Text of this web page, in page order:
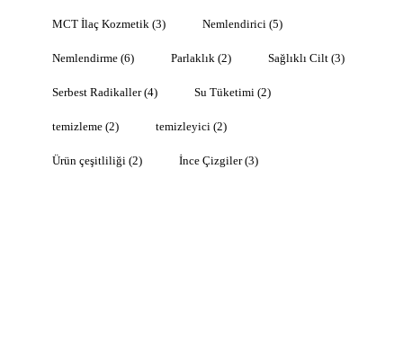
MCT İlaç Kozmetik (3) Nemlendirici (5)
Nemlendirme (6) Parlaklık (2) Sağlıklı Cilt (3)
Serbest Radikaller(4) Su Tüketimi (2)
temizleme (2) temizleyici (2)
Ürün çeşitliliği (2) İnce Çizgiler(3)